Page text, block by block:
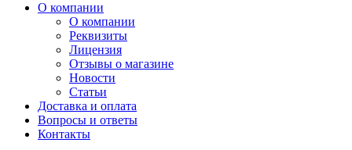
О компании
О компании
Реквизиты
Лицензия
Отзывы о магазине
Новости
Статьи
Доставка и оплата
Вопросы и ответы
Контакты